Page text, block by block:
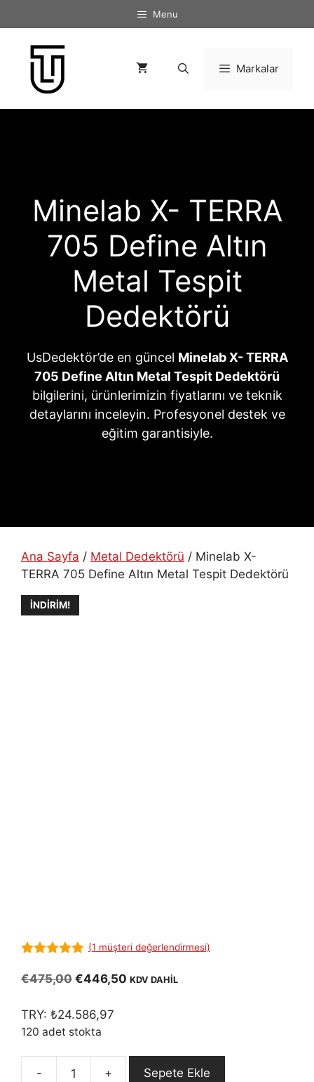
atla
Menu
Markalar
Minelab X- TERRA
705 Define Altın
Metal Tespit
Dedektörü
UsDedektör’de en güncel Minelab X- TERRA
705 Define Altın Metal Tespit Dedektörü
bilgilerini, ürünlerimizin fiyatlarını ve teknik
detaylarını inceleyin. Profesyonel destek ve
eğitim garantisiyle.
Ana Sayfa / Metal Dedektörü / Minelab X-
TERRA 705 Define Altın Metal Tespit Dedektörü
İNDIRIM!
5
(1 müşteri değerlendirmesi)
€475,00 Orijinal
€475,00.
€446,50 Şu
KDV DAHİL
TRY: ₺24.586,97
120 adet stokta
Sepete Ekle